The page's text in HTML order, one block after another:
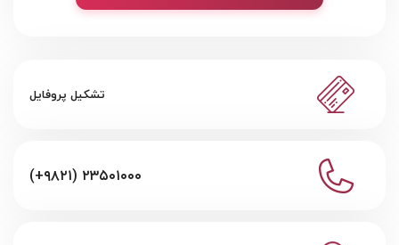
تشکیل پروفایل
(+۹۸۲۱) ۲۳۵۰۱۰۰۰